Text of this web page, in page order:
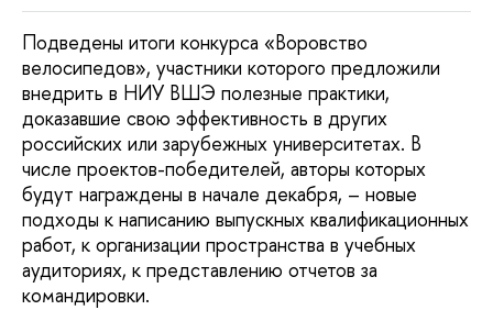
Подведены итоги конкурса «Воровство
велосипедов», участники которого предложили
внедрить в НИУ ВШЭ полезные практики,
доказавшие свою эффективность в других
российских или зарубежных университетах. В
числе проектов-победителей, авторы которых
будут награждены в начале декабря, – новые
подходы к написанию выпускных квалификационных
работ, к организации пространства в учебных
аудиториях, к представлению отчетов за
командировки.